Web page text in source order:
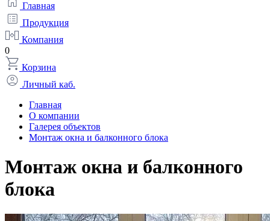
Главная
Продукция
Компания
0
Корзина
Личный каб.
Главная
О компании
Галерея объектов
Монтаж окна и балконного блока
Монтаж окна и балконного
блока